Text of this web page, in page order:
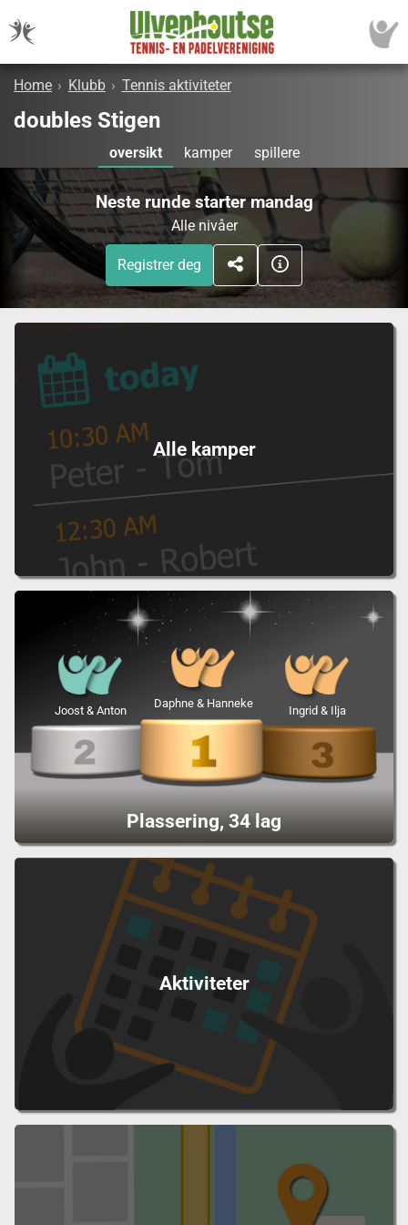
Home › Klubb › Tennis aktiviteter
doubles Stigen
oversikt kamper spillere
Neste runde starter mandag
Alle nivåer
Registrer deg
Alle kamper
Plassering, 34 lag
Daphne & Hanneke
Joost & Anton Ingrid & Ilja
Aktiviteter